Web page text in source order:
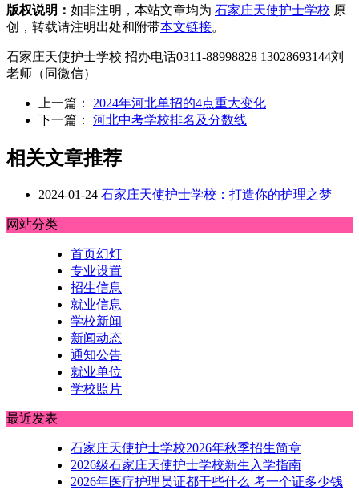
版权说明： 如非注明，本站文章均为 石家庄天使护士学校 原
创，转载请注明出处和附带本文链接。
石家庄天使护士学校 招办电话0311-88998828 13028693144刘
老师（同微信）
上一篇： 2024年河北单招的4点重大变化
下一篇： 河北中考学校排名及分数线
相关文章推荐
2024-01-24 石家庄天使护士学校：打造你的护理之梦
网站分类
首页幻灯
专业设置
招生信息
就业信息
学校新闻
新闻动态
通知公告
就业单位
学校照片
最近发表
石家庄天使护士学校2026年秋季招生简章
2026级石家庄天使护士学校新生入学指南
2026年医疗护理员证都干些什么 考一个证多少钱